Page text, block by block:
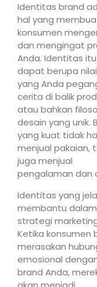
Identitas brand
hal yang
konsumen
dan mengingat
Anda. Identitas itu
dapat berupa
yang Anda
cerita di balik
atau bahkan
desain yang unik.
yang kuat tidak
menjual pakaian,
juga menjual
pengalaman dan
Identitas yang
membantu dalam
strategi
Ketika konsumen
merasakan
emosional
brand Anda,